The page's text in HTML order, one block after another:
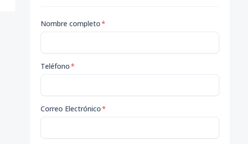
Nombre completo*
Teléfono*
Correo Electrónico*